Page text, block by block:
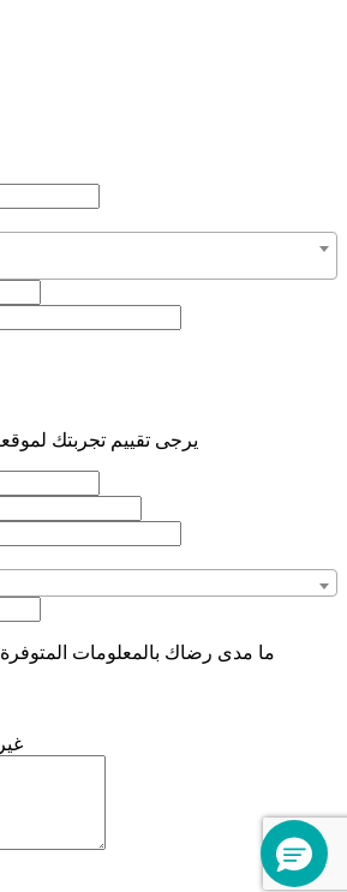
يرجى تقييم تجربتك
ما مدى رضاك بالمعلومات المتوفرة